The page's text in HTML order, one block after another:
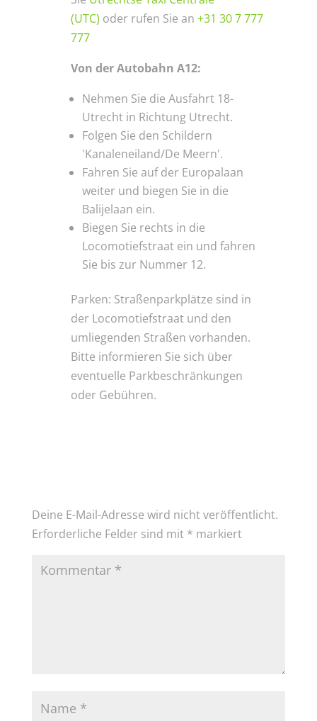
(UTC) oder rufen Sie an +31 30 7 777
777
Von der Autobahn A12:
Nehmen Sie die Ausfahrt 18-
Utrecht in Richtung Utrecht.
Folgen Sie den Schildern
'Kanaleneiland/De Meern'.
Fahren Sie auf der Europalaan
weiter und biegen Sie in die
Balijelaan ein.
Biegen Sie rechts in die
Locomotiefstraat ein und fahren
Sie bis zur Nummer 12.
Parken: Straßenparkplätze sind in
der Locomotiefstraat und den
umliegenden Straßen vorhanden.
Bitte informieren Sie sich über
eventuelle Parkbeschränkungen
oder Gebühren.
Deine E-Mail-Adresse wird nicht veröffentlicht.
Erforderliche Felder sind mit * markiert